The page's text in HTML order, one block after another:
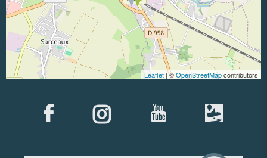
Leaflet | ©OpenStreetMapcontributors